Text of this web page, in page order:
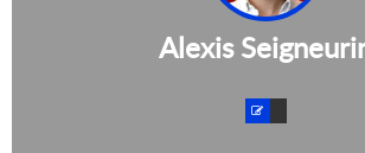
Alexis